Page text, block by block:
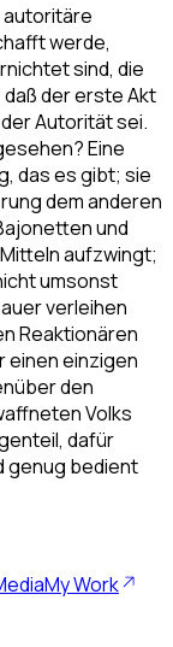
autoritäre
werde,
sind, die
der erste Akt
Autorität sei.
Eine
das es gibt; sie
dem anderen
und
aufzwingt;
umsonst
verleihen
Reaktionären
einen einzigen
den
Volks
dafür
genug bedient
My Work